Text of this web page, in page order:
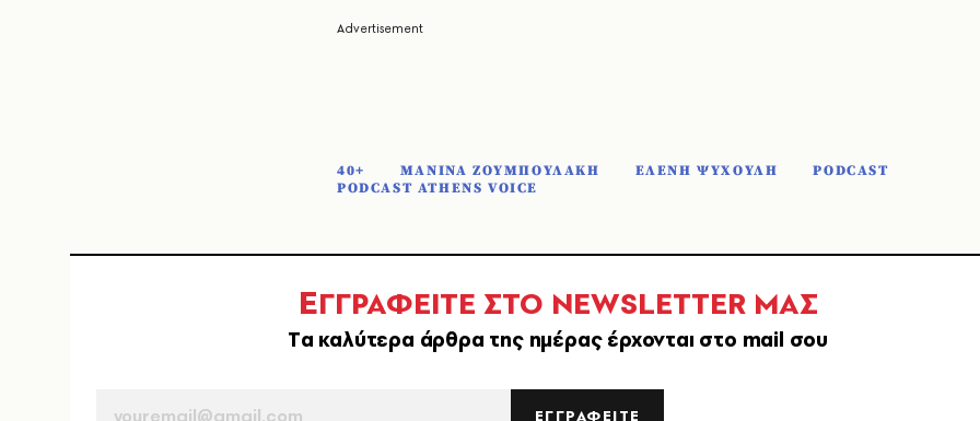
40+ ΜΑΝΙΝΑ ΖΟΥΜΠΟΥΛΑΚΗ ΕΛΕΝΗ ΨΥΧΟΥΛΗ
PODCAST
PODCAST ATHENS VOICE
ΕΓΓΡΑΦΕΙΤΕ ΣΤΟ NEWSLETTER ΜΑΣ
Tα καλύτερα άρθρα της ημέρας έρχονται στο mail σου
ΕΓΓΡΑΦΕΙΤΕ